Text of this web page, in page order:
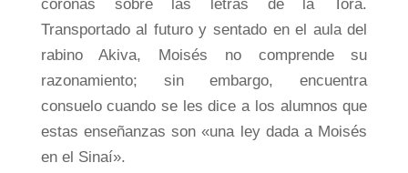
coronas sobre las letras de la Torá.
Transportado al futuro y sentado en el aula del
rabino Akiva, Moisés no comprende su
razonamiento; sin embargo, encuentra
consuelo cuando se les dice a los alumnos que
estas enseñanzas son «una ley dada a Moisés
en el Sinaí».